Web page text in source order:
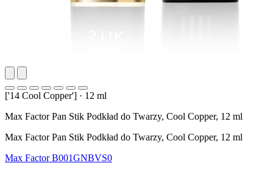
['14 Cool Copper'] · 12 ml
Max Factor Pan Stik Podkład do Twarzy, Cool Copper, 12 ml
Max Factor Pan Stik Podkład do Twarzy, Cool Copper, 12 ml
Max FactorB001GNBVS0